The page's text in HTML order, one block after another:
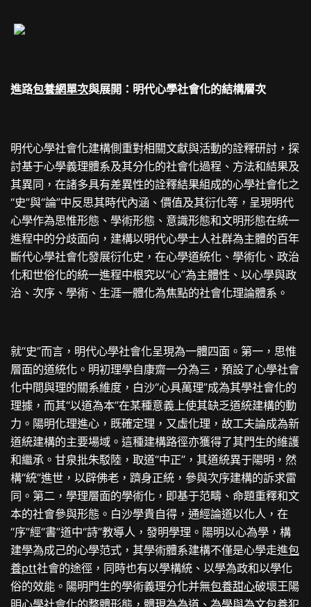
進路包養網單次與展開：明代心學社會化的結構層次
明代心學社會化建構側重對相關文獻與活動的詮釋研討，探
討基于心學義理體系及其分化的社會化過程、方法和結果及
其異同，在諸多具有差異性的詮釋結果組成的心學社會化之
“史”與“論”中反思其時代內涵、價值及其衍化等，呈現明代
心學作為思惟形態、學術形態、意識形態和文明形態在統一
進程中的分歧面向，建構以明代心學士人社群為主體的百年
斷代心學社會化發展衍化史，在心學道統化、學術化、政治
化和世俗化的統一進程中根究以“心”為主體性、以心學與政
治、次序、學術、生涯一體化為焦點的社會化理論體系。
就“史”而言，明代心學社會化呈現為一體四面。第一，思惟
層面的道統化。明初理學自康齋一分為三，預設了心學社會
化中間與理的關系維度，白沙“心具萬理”成為其學社會化的
理據，而其“以道為本”在某種意義上使其缺乏道統建構的動
力。陽明化理進心，既確定理，又虛化理，故工夫論成為新
道統建構的主要場域。這種建構路徑亦獲得了其門生的維護
和繼承。甘泉批朱駁陸，取道“中正”，其道統異于陽明，然
構“統”進世，以辟佛老，躋身正統，參與次序建構的訴求雷
同。第二，學理層面的學術化，即基于范疇、命題重釋和文
本的社會參與形態。白沙學貴自得，通經論道以化人，在
“序”經“書”道中“詩”教導人，發明學理。陽明以心為學，構
建學為成己的心學范式，其學術體系建構不僅是心學走進包
養ptt社會的途徑，同時也有以學構統、以學為政和以學化
俗的效能。陽明門生的學術義理分化并無包養甜心破壞王陽